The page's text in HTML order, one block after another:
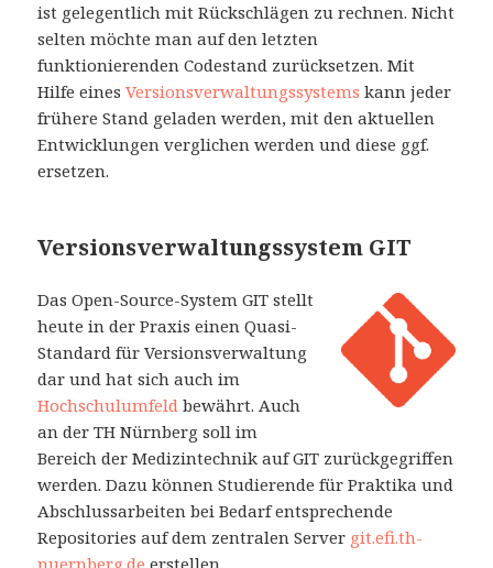
ist gelegentlich mit Rückschlägen zu rechnen. Nicht
selten möchte man auf den letzten
funktionierenden Codestand zurücksetzen. Mit
Hilfe einesVersionsverwaltungssystems kann jeder
frühere Stand geladen werden, mit den aktuellen
Entwicklungen verglichen werden und diese ggf.
ersetzen.
Versionsverwaltungssystem GIT
Das Open-Source-System GIT stellt
heute in der Praxis einen Quasi-
Standard für Versionsverwaltung
dar und hat sich auch im
Hochschulumfeld bewährt. Auch
an der TH Nürnberg soll im
Bereich der Medizintechnik auf GIT zurückgegriffen
werden. Dazu können Studierende für Praktika und
Abschlussarbeiten bei Bedarf entsprechende
Repositories auf dem zentralen Server git.efi.th-
nuernberg.de erstellen.